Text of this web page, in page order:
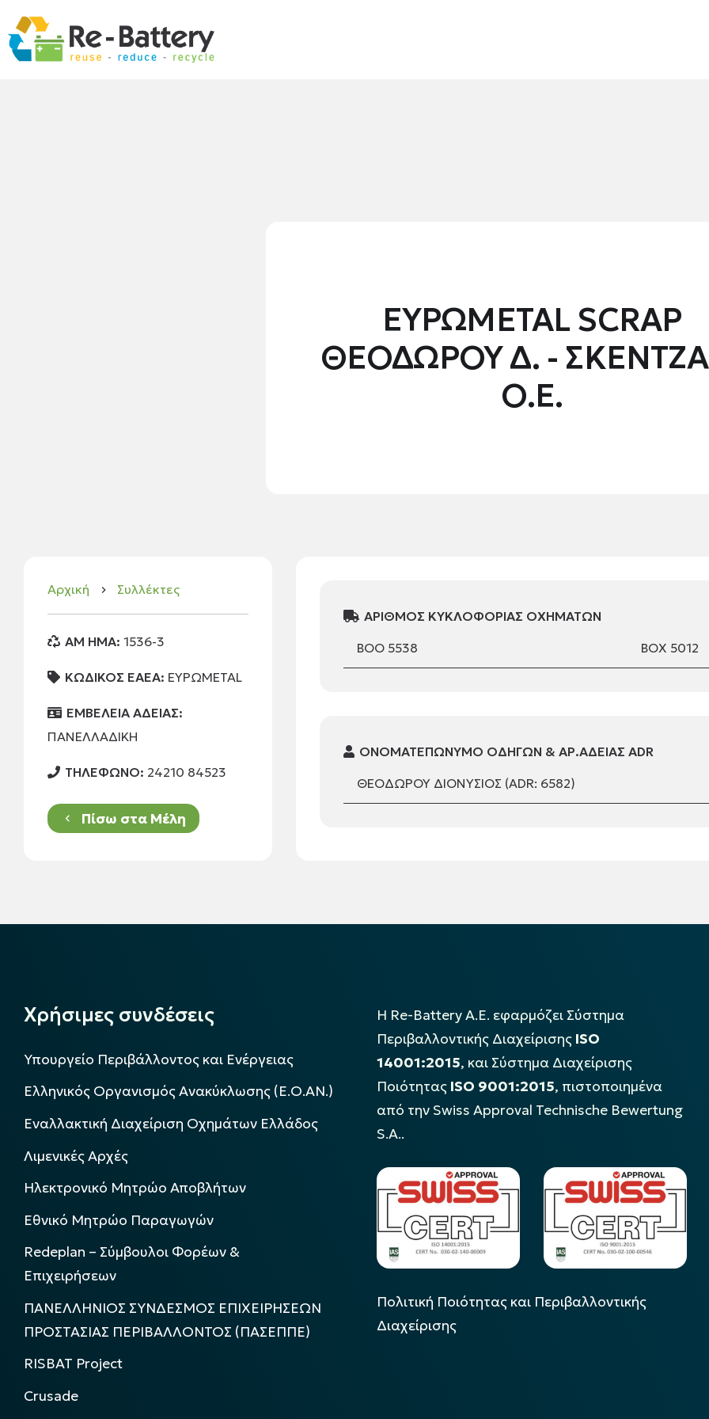
ΕΥΡΩMETAL SCRAP
ΘΕΟΔΩΡΟΥ Δ. -
Ο.Ε.
Αρχική keyboard_arrow_right Συλλέκτες
AM HMA:1536-3
ΚΩΔΙΚΟΣ ΕΑΕΑ: ΕΥΡΩMETAL
ΕΜΒΕΛΕΙΑ ΑΔΕΙΑΣ:
ΠΑΝΕΛΛΑΔΙΚΗ
ΤΗΛΕΦΩΝΟ: 24210 84523
keyboard_arrow_left Πίσω στα Μέλη
ΑΡΙΘΜΟΣ ΚΥΚΛΟΦΟΡΙΑΣ ΟΧΗΜΑΤΩΝ
ΒΟΟ 5538
ΒΟΧ 5012
ΟΝΟΜΑΤΕΠΩΝΥΜΟ ΟΔΗΓΩΝ & ΑΡ.ΑΔΕΙΑΣ ADR
ΘΕΟΔΩΡΟΥ ΔΙΟΝΥΣΙΟΣ (ADR: 6582)
Χρήσιμες συνδέσεις
Υπουργείο Περιβάλλοντος και Ενέργειας
Ελληνικός Οργανισμός Ανακύκλωσης (Ε.Ο.ΑΝ.)
Εναλλακτική Διαχείριση Οχημάτων Ελλάδος
Λιμενικές Αρχές
Ηλεκτρονικό Μητρώο Αποβλήτων
Εθνικό Μητρώο Παραγωγών
Redeplan – Σύμβουλοι Φορέων &
Επιχειρήσεων
ΠΑΝΕΛΛΗΝΙΟΣ ΣΥΝΔΕΣΜΟΣ ΕΠΙΧΕΙΡΗΣΕΩΝ
ΠΡΟΣΤΑΣΙΑΣ ΠΕΡΙΒΑΛΛΟΝΤΟΣ (ΠΑΣΕΠΠΕ)
RISBAT Project
Crusade
Η Re-Battery Α.Ε. εφαρμόζει Σύστημα
Περιβαλλοντικής Διαχείρισης ISO
14001:2015, και Σύστημα Διαχείρισης
Ποιότητας ISO 9001:2015, πιστοποιημένα
από την Swiss Approval Technische Bewertung
S.A..
Πολιτική Ποιότητας και Περιβαλλοντικής
Διαχείρισης